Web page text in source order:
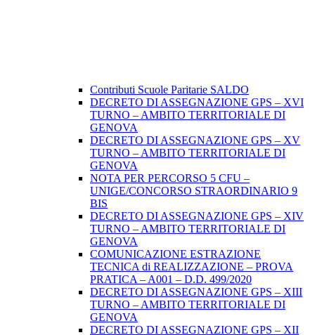
Contributi Scuole Paritarie SALDO
DECRETO DI ASSEGNAZIONE GPS – XVI
TURNO – AMBITO TERRITORIALE DI
GENOVA
DECRETO DI ASSEGNAZIONE GPS – XV
TURNO – AMBITO TERRITORIALE DI
GENOVA
NOTA PER PERCORSO 5 CFU –
UNIGE/CONCORSO STRAORDINARIO 9
BIS
DECRETO DI ASSEGNAZIONE GPS – XIV
TURNO – AMBITO TERRITORIALE DI
GENOVA
COMUNICAZIONE ESTRAZIONE
TECNICA di REALIZZAZIONE – PROVA
PRATICA – A001 – D.D. 499/2020
DECRETO DI ASSEGNAZIONE GPS – XIII
TURNO – AMBITO TERRITORIALE DI
GENOVA
DECRETO DI ASSEGNAZIONE GPS – XII